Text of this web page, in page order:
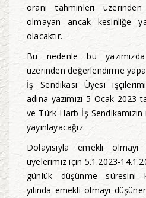
oranı tahminleri
olmayan ancak kesinliğe
olacaktır.
Bu nedenle bu
üzerinden değerlendirme
İş Sendikası Üyesi
adına yazımızı 5 Ocak
ve Türk Harb-İş
yayınlayacağız.
Dolayısıyla emekli
üyelerimiz için 5.1.2023-
günlük düşünme süresini
yılında emekli olmayı